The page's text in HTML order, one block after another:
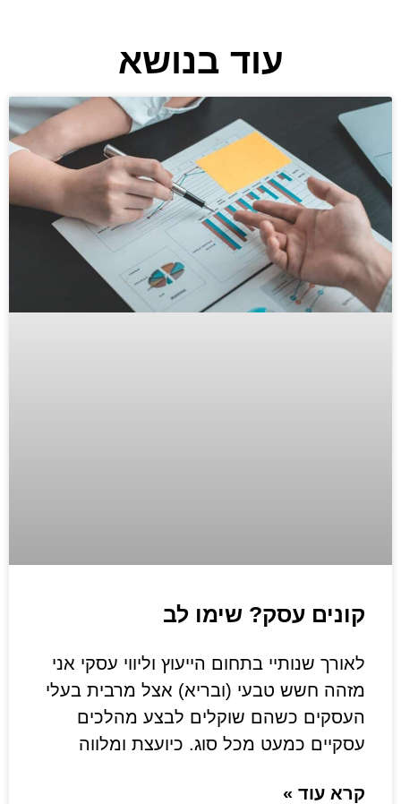
עוד בנושא
קונים עסק? שימו לב
לאורך שנותיי בתחום הייעוץ וליווי עסקי אני
מזהה חשש טבעי (ובריא) אצל מרבית בעלי
העסקים כשהם שוקלים לבצע מהלכים
עסקיים כמעט מכל סוג. כיועצת ומלווה
קרא עוד »